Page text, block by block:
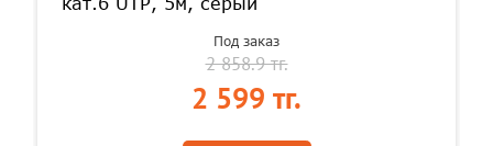
Под заказ
2 858.9 тг.
2 599 тг.